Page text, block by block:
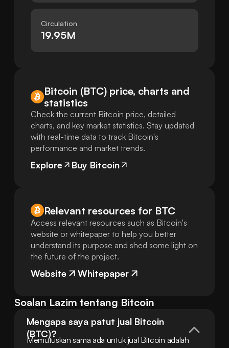
Circulation
19.95M
Bitcoin (BTC) price, charts and
statistics
Check the current Bitcoin price, detailed
charts, and key market statistics. Stay updated
with real-time data to track Bitcoin's
performance and market trends.
Explore Buy Bitcoin
Relevant resources for BTC
Access relevant resources such as Bitcoin's
website or whitepaper to help you better
understand its purpose and shed some light on
the future of the project.
Website Whitepaper
Soalan Lazim tentang Bitcoin
Mengapa saya patut jual Bitcoin
(BTC)?
Memutuskan sama ada untuk jual Bitcoin adalah